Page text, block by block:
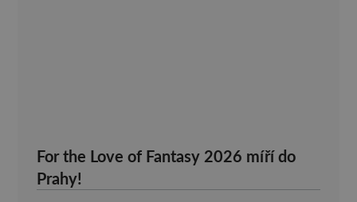
For the Love of Fantasy 2026 míří do
Prahy!